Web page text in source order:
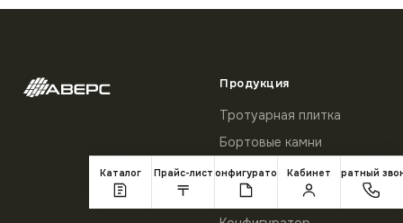
Каталог Прайс-листКонфигуратор КабинетОбратный
Продукция
Тротуарная плитка
Бортовые камни
Товарный бетон
Прайс-лист